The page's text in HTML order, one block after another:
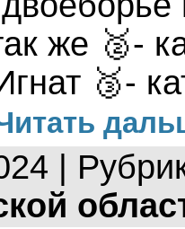
же 🥈-
🥉-
|